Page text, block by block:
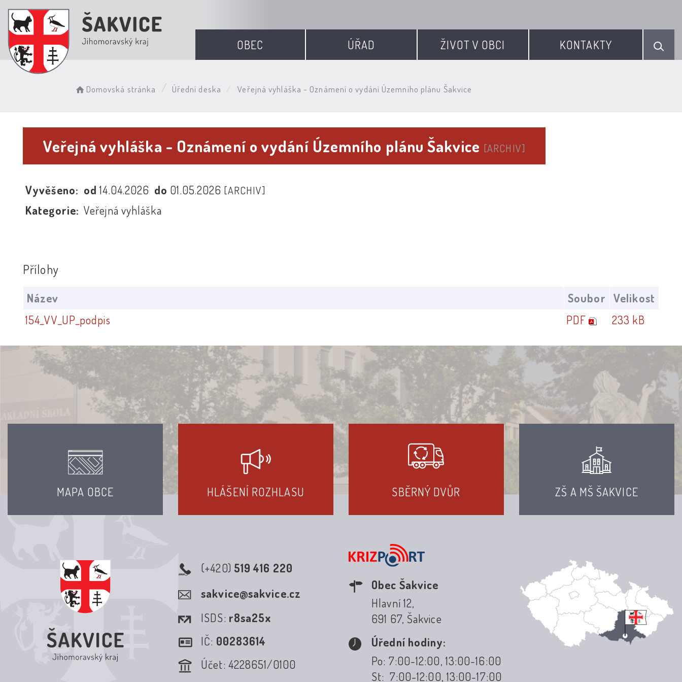
OBEC ÚŘAD ŽIVOT V OBCI KONTAKTY
Domovská stránka Úřední deska Veřejná vyhláška - Oznámení o vydání Územního plánu Šakvice
Veřejná vyhláška - Oznámení o vydání Územního plánu Šakvice [ARCHIV]
Vyvěšeno: od14.04.2026 do 01.05.2026 [ARCHIV]
Kategorie: Veřejná vyhláška
Přílohy
Název Soubor
Velikost
154_VV_UP_podpis
PDF 233 kB
MAPA OBCE HLÁŠENÍ ROZHLASU SBĚRNÝ DVŮR ZŠ A MŠ ŠAKVICE
(+420) 519 416 220
sakvice@sakvice.cz
ISDS: r8sa25x
IČ: 00283614
Účet: 4228651/0100
Obec Šakvice
Hlavní 12,
691 67, Šakvice
Úřední hodiny:
Po: 7:00-12:00, 13:00-16:00
St: 7:00-12:00, 13:00-17:00